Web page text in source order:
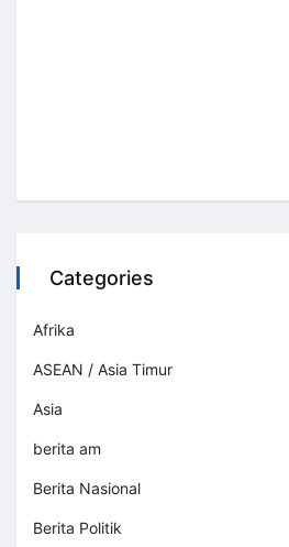
Categories
Afrika
ASEAN / Asia Timur
Asia
berita am
Berita Nasional
Berita Politik